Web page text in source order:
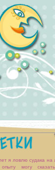
я ловлю судака на
могу